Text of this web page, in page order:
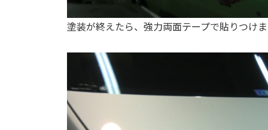
塗装が終えたら、強力両面テープで貼りつけ